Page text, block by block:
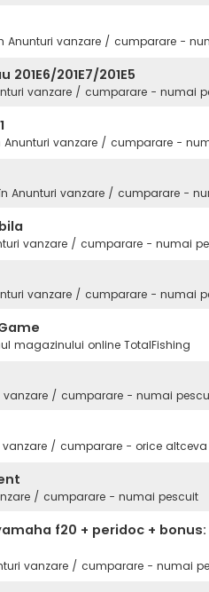
Anunturi vanzare / cumparare -
201E7/201E5
vanzare / cumparare - numai
Anunturi vanzare / cumparare -
Anunturi vanzare / cumparare -
vanzare / cumparare - numai
vanzare / cumparare - numai
magazinului online TotalFishing
vanzare / cumparare - numai
vanzare / cumparare - orice altceva
/ cumparare - numai pescuit
f20 + peridoc +
vanzare / cumparare - numai